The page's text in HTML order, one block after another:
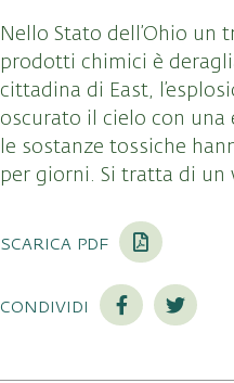
Nello Stato dell’Ohio un
prodotti chimici è
cittadina di East,
oscurato il cielo con una
le sostanze tossiche
per giorni. Si tratta di un
scarica pdf
condividi